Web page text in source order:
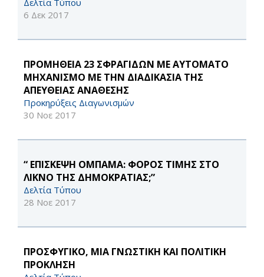
Δελτία Τύπου
6 Δεκ 2017
ΠΡΟΜΗΘΕΙΑ 23 ΣΦΡΑΓΙΔΩΝ ΜΕ ΑΥΤΟΜΑΤΟ
ΜΗΧΑΝΙΣΜΟ ΜΕ ΤΗΝ ΔΙΑΔΙΚΑΣΙΑ ΤΗΣ
ΑΠΕΥΘΕΙΑΣ ΑΝΑΘΕΣΗΣ
Προκηρύξεις Διαγωνισμών
30 Νοε 2017
“ ΕΠΙΣΚΕΨΗ ΟΜΠΑΜΑ: ΦΟΡΟΣ ΤΙΜΗΣ ΣΤΟ
ΛΙΚΝΟ ΤΗΣ ΔΗΜΟΚΡΑΤΙΑΣ;”
Δελτία Τύπου
28 Νοε 2017
ΠΡΟΣΦΥΓΙΚΟ, ΜΙΑ ΓΝΩΣΤΙΚΗ ΚΑΙ ΠΟΛΙΤΙΚΗ
ΠΡΟΚΛΗΣΗ